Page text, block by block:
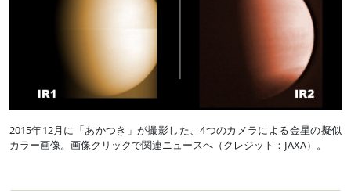
2015年12月に「あかつき」が撮影した、4つのカメラによる金星の擬似
カラー画像。画像クリックで関連ニュースへ（クレジット：JAXA）。